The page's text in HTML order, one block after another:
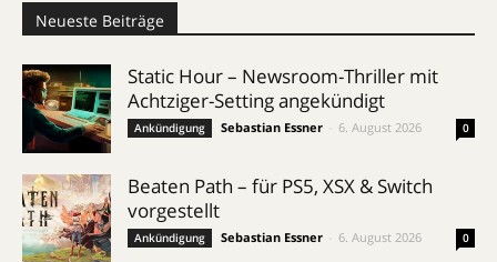
Neueste Beiträge
Static Hour – Newsroom-Thriller mit
Achtziger-Setting angekündigt
Ankündigung Sebastian Essner 6. August 2026 0
Beaten Path – für PS5, XSX & Switch
vorgestellt
Ankündigung Sebastian Essner 6. August 2026 0